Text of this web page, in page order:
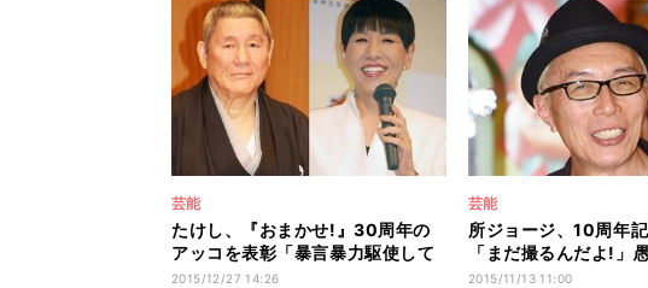
芸能
たけし、『おまかせ!』30周年の
アッコを表彰「暴言暴力駆使して
番組続行」
2015/12/27 14:26
芸能
所ジョージ、10周年
「まだ撮るんだよ!」
囲は大慌て
2015/11/13 11:00